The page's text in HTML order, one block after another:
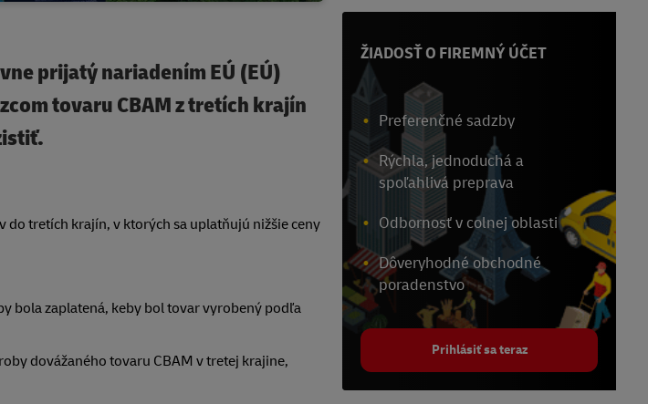
prijatý nariadením EÚ (EÚ)
tovaru CBAM z tretích krajín
tretích krajín, v ktorých sa uplatňujú nižšie ceny
bola zaplatená, keby bol tovar vyrobený podľa
dovážaného tovaru CBAM v tretej krajine,
ŽIADOSŤ O FIREMNÝ ÚČET
Preferenčné sadzby
Rýchla, jednoduchá a
spoľahlivá preprava
Odbornosť v colnej oblasti
Dôveryhodné obchodné
poradenstvo
Prihlásiť sa teraz